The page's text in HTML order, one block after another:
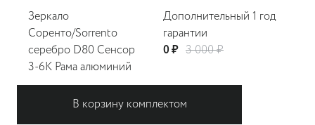
Зеркало
Соренто/Sorrento
серебро D80 Сенсор
3-6К Рама алюминий
Антипар
Дополнительный 1 год
гарантии
0 ₽ 3 000 ₽
В корзину комплектом